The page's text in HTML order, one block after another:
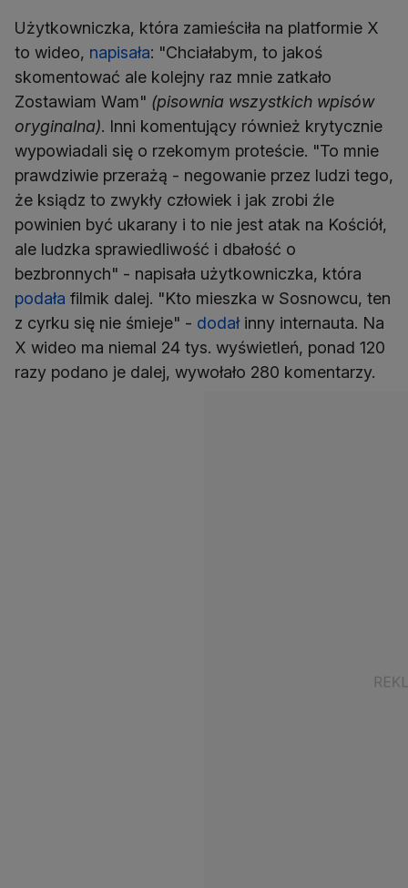
Użytkowniczka, która zamieściła na platformie X
to wideo, napisała: "Chciałabym, to jakoś
skomentować ale kolejny raz mnie zatkało
Zostawiam Wam" (pisownia wszystkich wpisów
oryginalna). Inni komentujący również krytycznie
wypowiadali się o rzekomym proteście. "To mnie
prawdziwie przerażą - negowanie przez ludzi tego,
że ksiądz to zwykły człowiek i jak zrobi źle
powinien być ukarany i to nie jest atak na Kościół,
ale ludzka sprawiedliwość i dbałość o
bezbronnych" - napisała użytkowniczka, która
podała filmik dalej. "Kto mieszka w Sosnowcu, ten
z cyrku się nie śmieje" - dodałinny internauta. Na
X wideo ma niemal 24 tys. wyświetleń, ponad 120
razy podano je dalej, wywołało 280 komentarzy.